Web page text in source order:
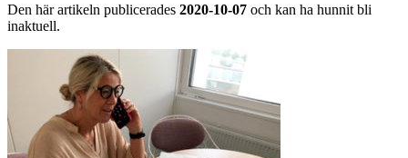
Den här artikeln publicerades 2020-10-07 och kan ha hunnit bli
inaktuell.